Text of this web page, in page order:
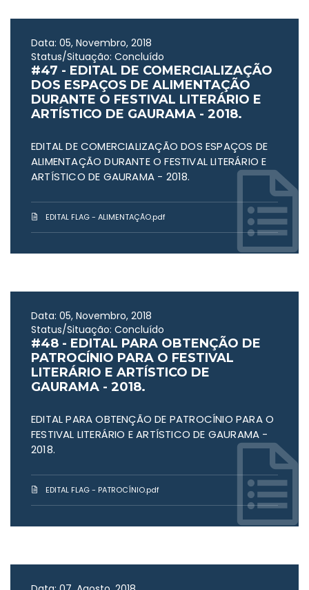
Data: 05, Novembro, 2018
Status/Situação: Concluído
#47 - EDITAL DE COMERCIALIZAÇÃO
DOS ESPAÇOS DE ALIMENTAÇÃO
DURANTE O FESTIVAL LITERÁRIO E
ARTÍSTICO DE GAURAMA - 2018.
EDITAL DE COMERCIALIZAÇÃO DOS ESPAÇOS DE
ALIMENTAÇÃO DURANTE O FESTIVAL LITERÁRIO E
ARTÍSTICO DE GAURAMA - 2018.
EDITAL FLAG - ALIMENTAÇÃO.pdf
Data: 05, Novembro, 2018
Status/Situação: Concluído
#48 - EDITAL PARA OBTENÇÃO DE
PATROCÍNIO PARA O FESTIVAL
LITERÁRIO E ARTÍSTICO DE
GAURAMA - 2018.
EDITAL PARA OBTENÇÃO DE PATROCÍNIO PARA O
FESTIVAL LITERÁRIO E ARTÍSTICO DE GAURAMA -
2018.
EDITAL FLAG - PATROCÍNIO.pdf